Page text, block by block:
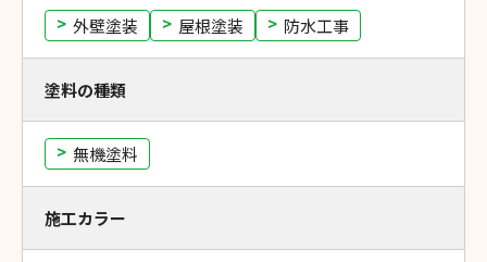
外壁塗装 屋根塗装 防水工事
塗料の種類
無機塗料
施工カラー